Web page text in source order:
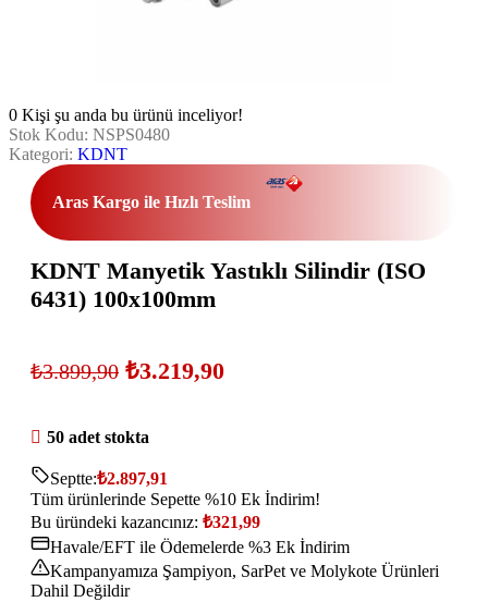
0 Kişi şu anda bu ürünü inceliyor!
Stok Kodu: NSPS0480
Kategori: KDNT
Aras Kargo ile Hızlı Teslim
KDNT Manyetik Yastıklı Silindir (ISO
6431) 100x100mm
₺3.899,90 ₺3.219,90
50 adet stokta
Septte:₺2.897,91
Tüm ürünlerinde Sepette %10 Ek İndirim!
Bu üründeki kazancınız: ₺321,99
Havale/EFT ile Ödemelerde %3 Ek İndirim
Kampanyamıza Şampiyon, SarPet ve Molykote Ürünleri
Dahil Değildir